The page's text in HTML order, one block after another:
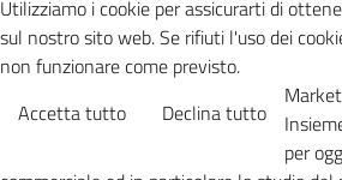
Utilizziamo i cookie per assicurarti di
sul nostro sito web. Se rifiuti l'uso dei
non funzionare come previsto.
Accetta tutto
Declina tutto
per